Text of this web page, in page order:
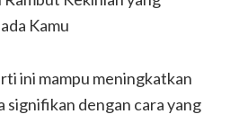
ini mampu meningkatkan
signifikan dengan cara yang